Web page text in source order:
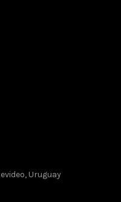
Uruguay